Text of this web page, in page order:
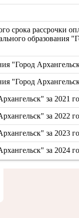
срока рассрочки
образования
"Город
"Город
за 2021
за 2022
за 2023
за 2024